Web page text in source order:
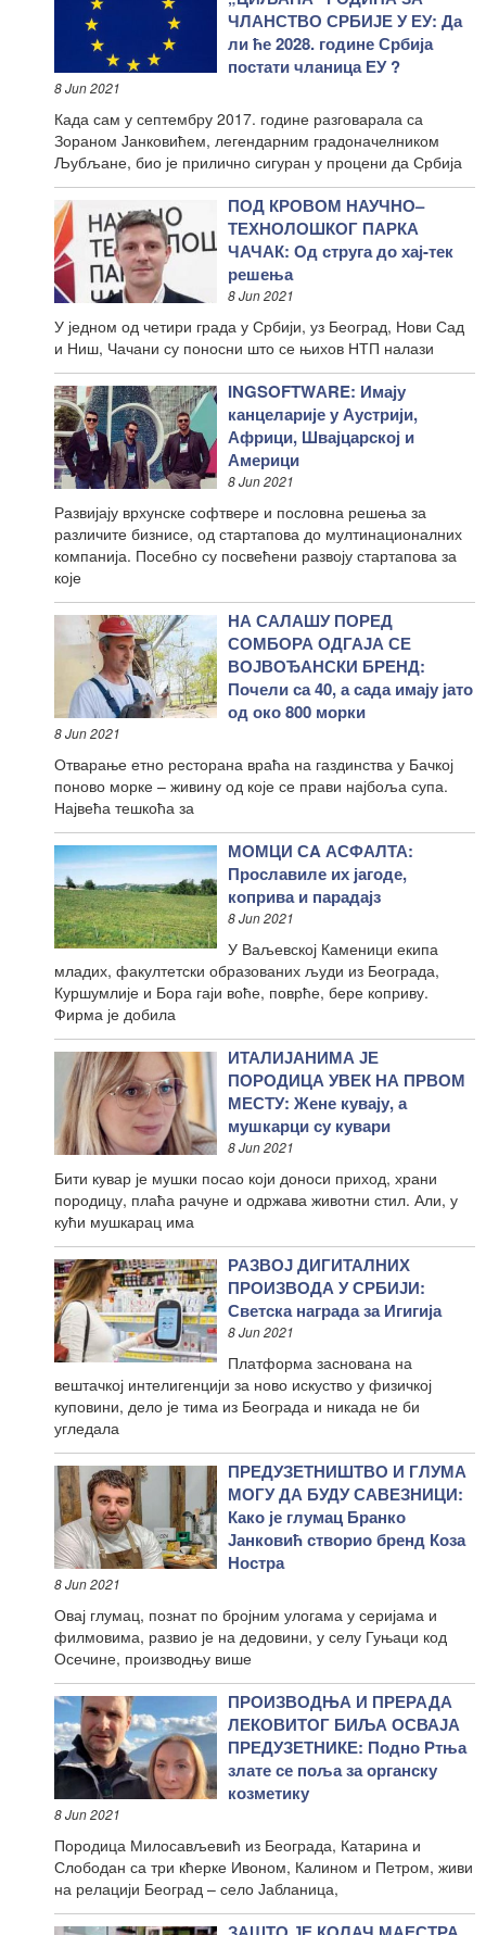
ЧЛАНСТВО СРБИЈЕ У ЕУ: Да
ли ће 2028. године Србија
постати чланица ЕУ ?
8 Jun 2021
Када сам у септембру 2017. године разговарала са
Зораном Јанковићем, легендарним градоначелником
Љубљане, био је прилично сигуран у процени да Србија
ПОД КРОВОМ НАУЧНО–
ТЕХНОЛОШКОГ ПАРКА
ЧАЧАК: Од струга до хај-тек
решења
8 Jun 2021
У једном од четири града у Србији, уз Београд, Нови Сад
и Ниш, Чачани су поносни што се њихов НТП налази
INGSOFTWАRE: Имају
канцеларије у Аустрији,
Африци, Швајцарској и
Америци
8 Jun 2021
Развијају врхунске софтвере и пословна решења за
различите бизнисе, од стартапова до мултинационалних
компанија. Посебно су посвећени развоју стартапова за
које
НА САЛАШУ ПОРЕД
СОМБОРА ОДГАЈА СЕ
ВОЈВОЂАНСКИ БРЕНД:
Почели са 40, а сада имају јато
од око 800 морки
8 Jun 2021
Отварање етно ресторана враћа на газдинства у Бачкој
поново морке – живину од које се прави најбоља супа.
Највећа тешкоћа за
МОМЦИ СA АСФАЛТА:
Прославиле их јагоде,
коприва и парадајз
8 Jun 2021
У Ваљевској Каменици екипа
младих, факултетски образованих људи из Београда,
Куршумлије и Бора гаји воће, поврће, бере коприву.
Фирма је добила
ИТАЛИЈАНИМА ЈЕ
ПОРОДИЦА УВЕК НА ПРВОМ
МЕСТУ: Жене кувају, а
мушкарци су кувари
8 Jun 2021
Бити кувар је мушки посао који доноси приход, храни
породицу, плаћа рачуне и одржава животни стил. Али, у
кући мушкарац има
РАЗВОЈ ДИГИТАЛНИХ
ПРОИЗВОДА У СРБИЈИ:
Светска награда за Игигија
8 Jun 2021
Платформа заснована на
вештачкој интелигенцији за ново искуство у физичкој
куповини, дело је тима из Београда и никада не би
угледала
ПРЕДУЗЕТНИШТВО И ГЛУМА
МОГУ ДА БУДУ САВЕЗНИЦИ:
Како је глумац Бранко
Јанковић створио бренд Коза
Ностра
8 Jun 2021
Овај глумац, познат по бројним улогама у серијама и
филмовима, развио је на дедовини, у селу Гуњаци код
Осечине, производњу више
ПРОИЗВОДЊА И ПРЕРАДА
ЛЕКОВИТОГ БИЉА ОСВАЈА
ПРЕДУЗЕТНИКЕ: Подно Ртња
злате се поља за органску
козметику
8 Jun 2021
Породица Милосављевић из Београда, Катарина и
Слободан са три кћерке Ивоном, Калином и Петром, живи
на релацији Београд – село Јабланица,